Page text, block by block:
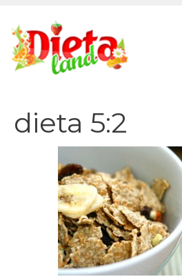
contenuto
dieta 5:2